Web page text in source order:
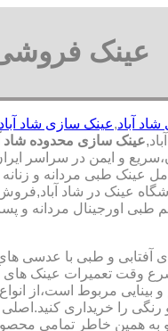
عینک فروشی
آباد,عینک سازی شاد آباد
عینک سازی محدوده شاد
و ایمن در سراسر
عینک طبی مردانه و
عینک در شاد
طبی اورجینال مردانه و
آفتابی و طبی با عدسی
اسرع وقت تعمیرات عینک های
بینایی مربوط است،از انواع
را خریداری کنید.اصلی
همین خاطر تمامی